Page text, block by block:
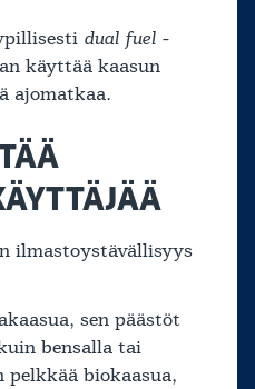
dual fuel -
käyttää kaasun
ajomatkaa.
ilmastoystävällisyys
sen päästöt
bensalla tai
pelkkää biokaasua,